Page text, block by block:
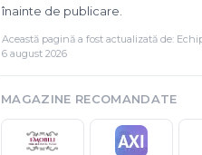
înainte de publicare.
Această pagină a fost actualizată de:
6 august 2026
MAGAZINE RECOMANDATE